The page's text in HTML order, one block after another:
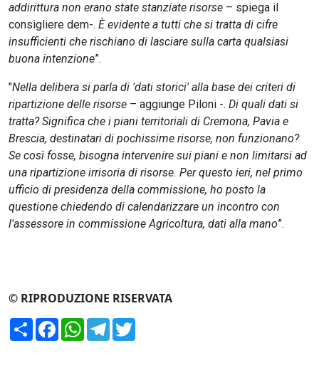
addirittura non erano state stanziate risorse – spiega il
consigliere dem-. È evidente a tutti che si tratta di cifre
insufficienti che rischiano di lasciare sulla carta qualsiasi
buona intenzione”.
"Nella delibera si parla di 'dati storici' alla base dei criteri di
ripartizione delle risorse – aggiunge Piloni -. Di quali dati si
tratta? Significa che i piani territoriali di Cremona, Pavia e
Brescia, destinatari di pochissime risorse, non funzionano?
Se così fosse, bisogna intervenire sui piani e non limitarsi ad
una ripartizione irrisoria di risorse. Per questo ieri, nel primo
ufficio di presidenza della commissione, ho posto la
questione chiedendo di calendarizzare un incontro con
l'assessore in commissione Agricoltura, dati alla mano”.
© RIPRODUZIONE RISERVATA
CondividiFacebookWhatsApp
Telegram